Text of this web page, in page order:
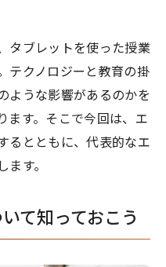
タブレットを使った授業
テクノロジーと教育の掛
ような影響があるのかを
ます。そこで今回は、エ
るとともに、代表的なエ
す。
て知っておこう